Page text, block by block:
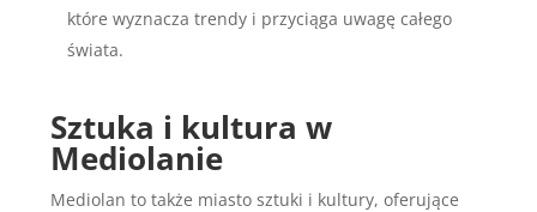
które wyznacza trendy i przyciąga uwagę całego
świata.
Sztuka i kultura w
Mediolanie
Mediolan to także miasto sztuki i kultury, oferujące